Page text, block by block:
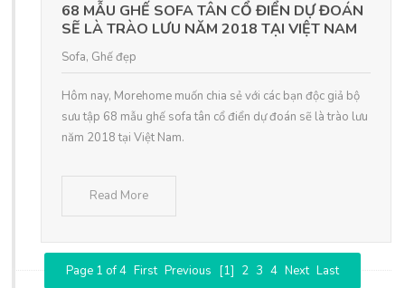
68 MẪU GHẾ SOFA TÂN CỔ ĐIỂN DỰ ĐOÁN
SẼ LÀ TRÀO LƯU NĂM 2018 TẠI VIỆT NAM
Sofa, Ghế đẹp
Hôm nay, Morehome muốn chia sẻ với các bạn độc giả bộ
sưu tập 68 mẫu ghế sofa tân cổ điển dự đoán sẽ là trào lưu
năm 2018 tại Việt Nam.
Read More
Page 1 of 4 First Previous [1] 2 3 4 Next Last